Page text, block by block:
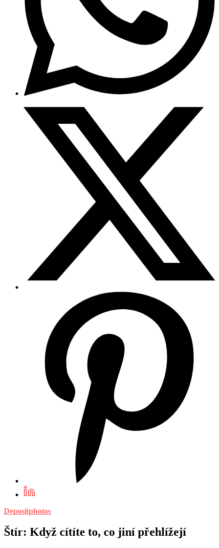
Depositphotos
Štír: Když cítíte to, co jiní přehlížejí